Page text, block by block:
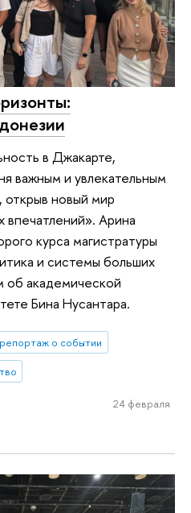
в Джакарте,
важным и увлекательным
открыв новый мир
впечатлений». Арина
курса магистратуры
и cистемы больших
об академической
Бина Нусантара.
репортаж о событии
24 февраля